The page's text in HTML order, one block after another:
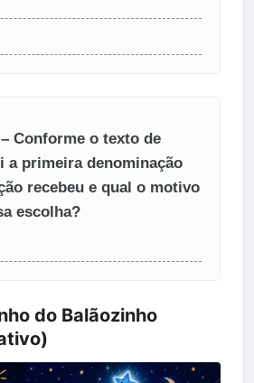
Conforme o texto de
a primeira denominação
recebeu e qual o motivo
escolha?
do Balãozinho